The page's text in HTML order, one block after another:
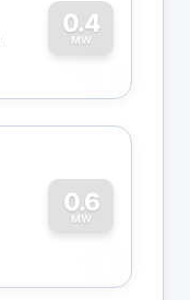
0.4
MW
0
0.6
MW
0